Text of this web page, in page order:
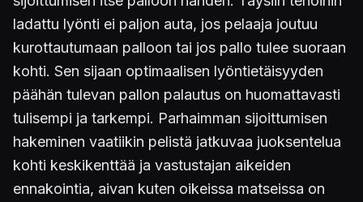
ladattu lyönti ei paljon auta, jos pelaaja joutuu
kurottautumaan palloon tai jos pallo tulee suoraan
kohti. Sen sijaan optimaalisen lyöntietäisyyden
päähän tulevan pallon palautus on huomattavasti
tulisempi ja tarkempi. Parhaimman sijoittumisen
hakeminen vaatiikin pelistä jatkuvaa juoksentelua
kohti keskikenttää ja vastustajan aikeiden
ennakointia, aivan kuten oikeissa matseissa on